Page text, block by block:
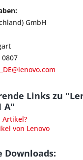
GmbH
0807
Links zu
A"
Artikel?
von Lenovo
Downloads: